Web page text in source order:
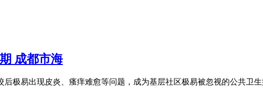
成都市海
易出现皮炎、瘙痒难愈等问题，成为基层社区极易被忽视的公共卫生